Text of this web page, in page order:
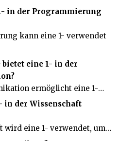
in der Programmierung
kann eine 1- verwendet
eine 1- in der
ermöglicht eine 1-…
in der Wissenschaft
wird eine 1- verwendet, um…